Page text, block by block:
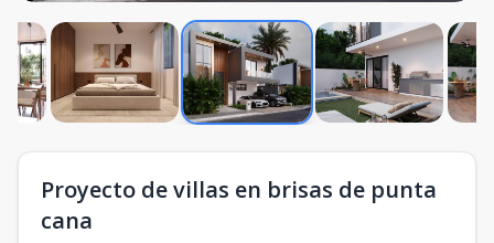
Proyecto de villas en brisas de punta
cana